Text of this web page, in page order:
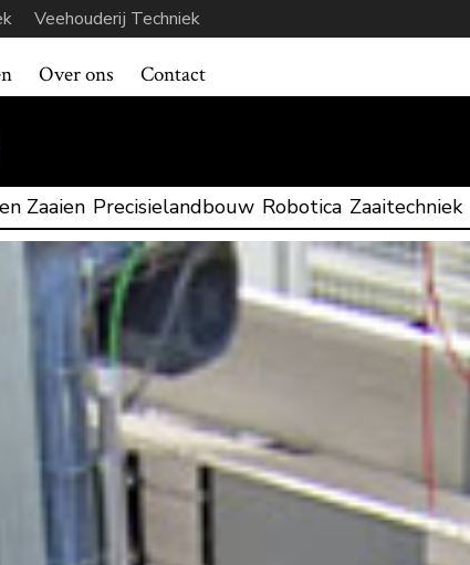
Veehouderij Techniek
Over ons Contact
Zaaien Precisielandbouw Robotica Zaaitechniek